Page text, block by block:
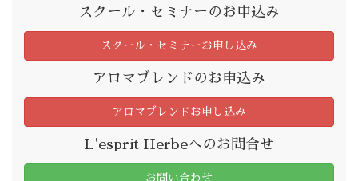
スクール・セミナーのお申込み
スクール・セミナーお申し込み
アロマブレンドのお申込み
アロマブレンドお申し込み
L'esprit Herbeへのお問合せ
お問い合わせ